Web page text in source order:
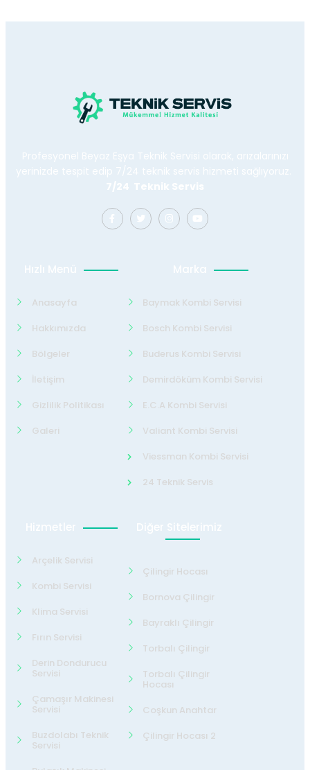
Profesyonel Beyaz Eşya Teknik Servisi olarak, arızalarınızı
yerinizde tespit edip 7/24 teknik servis hizmeti sağlıyoruz.
7/24 Teknik Servis
Hızlı Menü
Anasayfa
Hakkımızda
Bölgeler
İletişim
Gizlilik Politikası
Galeri
Marka
Baymak Kombi Servisi
Bosch Kombi Servisi
Buderus Kombi Servisi
Demirdöküm Kombi Servisi
E.C.A Kombi Servisi
Valiant Kombi Servisi
Viessman Kombi Servisi
24 Teknik Servis
Hizmetler
Arçelik Servisi
Kombi Servisi
Klima Servisi
Fırın Servisi
Derin Dondurucu
Servisi
Çamaşır Makinesi
Servisi
Buzdolabı Teknik
Servisi
Diğer Sitelerimiz
Çilingir Hocası
Bornova Çilingir
Bayraklı Çilingir
Torbalı Çilingir
Torbalı Çilingir
Hocası
Coşkun Anahtar
Çilingir Hocası 2